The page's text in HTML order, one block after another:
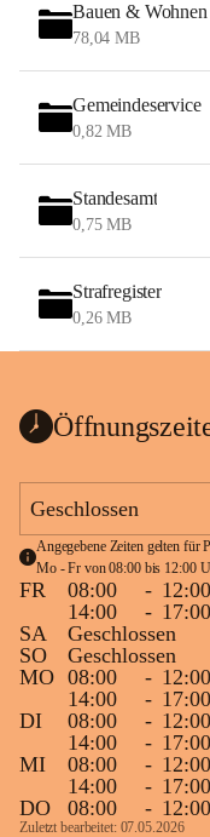
Bauen & Wohnen
78,04 MB
Gemeindeservice
0,82 MB
Standesamt
0,75 MB
Strafregister
0,26 MB
Geschlossen
Angegebene Zeiten gelten für
Mo - Fr von 08:00 bis 12:00
FR 08:00 - 12:00
14:00
- 17:00
SA
Geschlossen
SO
Geschlossen
MO 08:00 - 12:00
14:00
- 17:00
DI
08:00 - 12:00
14:00
- 17:00
MI
08:00 - 12:00
14:00
- 17:00
DO
08:00 - 12:00
Zuletzt bearbeitet: 07.05.2026